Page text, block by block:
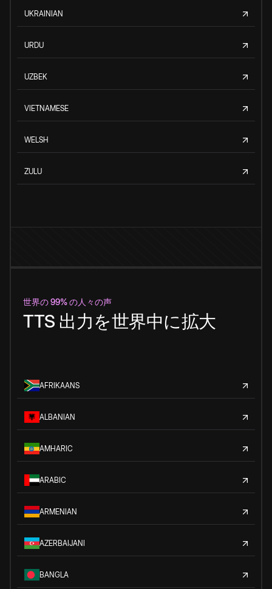
UKRAINIAN
URDU
UZBEK
VIETNAMESE
WELSH
ZULU
世界の 99% の人々の声
TTS 出力を世界中に拡大
AFRIKAANS
ALBANIAN
AMHARIC
ARABIC
ARMENIAN
AZERBAIJANI
BANGLA